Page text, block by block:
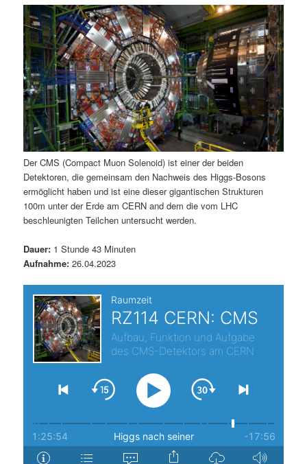
ä
r
e
n
I
n
h
l
t
s
p
n
n
d
ä
r
e
n
I
h
a
l
t
r
n
a
v
i
g
a
t
i
o
n
Der CMS (Compact Muon Solenoid) ist einer der beiden
Detektoren, die gemeinsam den Nachweis des Higgs-Bosons
ermöglicht haben und ist eine dieser gigantischen Strukturen
100m unter der Erde am CERN and dem die vom LHC
beschleunigten Teilchen untersucht werden.
Dauer: 1 Stunde 43 Minuten
Aufnahme: 26.04.2023